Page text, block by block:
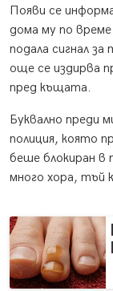
Появи се
дома му по
подала сигнал
още се издирва
пред къщата.
Буквално преди
полиция, която
беше блокиран в
много хора, тъй